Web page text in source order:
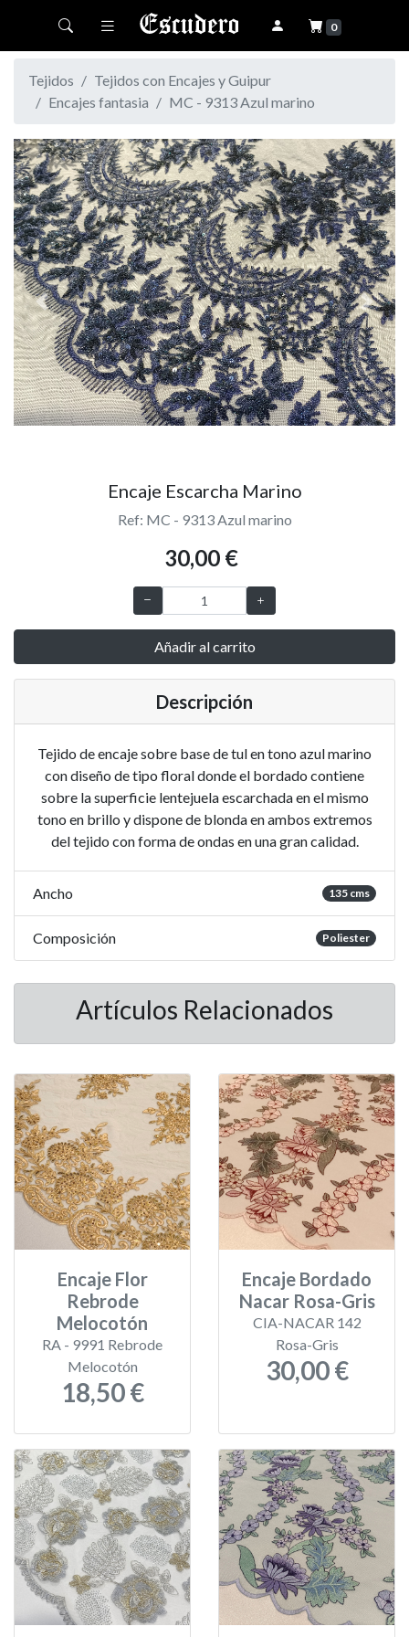
Toggle navigation 0
Tejidos
Tejidos con Encajes y Guipur
Encajes fantasia
MC - 9313 Azul marino
Previous Next
Encaje Escarcha Marino
Ref: MC - 9313 Azul marino
30,00 €
Añadir al carrito
Descripción
Tejido de encaje sobre base de tul en tono azul marino
con diseño de tipo floral donde el bordado contiene
sobre la superficie lentejuela escarchada en el mismo
tono en brillo y dispone de blonda en ambos extremos
del tejido con forma de ondas en una gran calidad.
Ancho 135 cms
Composición Poliester
Artículos Relacionados
Encaje Flor
Rebrode
Melocotón
RA - 9991 Rebrode
Melocotón
18,50 €
Encaje Bordado
Nacar Rosa-Gris
CIA-NACAR 142
Rosa-Gris
30,00 €